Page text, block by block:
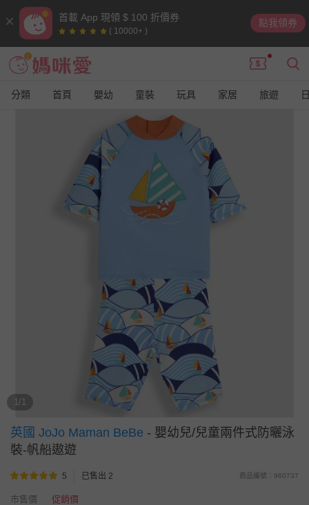
首載 App 現領 $ 100 折價券
( 10000+ )
點我領券
分類 首頁 嬰幼 童裝 玩具 家居 旅遊
1/1
英國 JoJo Maman BeBe - 嬰幼兒/兒童兩件式防曬泳
裝-帆船遨遊
5 已售出 2 商品編號：960737
市售價 促銷價